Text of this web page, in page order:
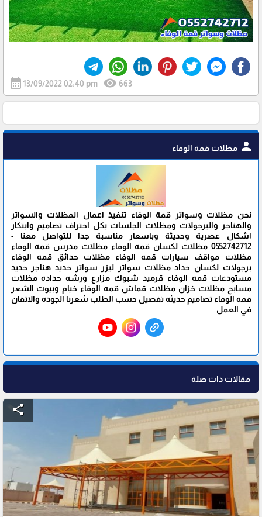
calendar_month 13/09/2022 02:40 pm visibility 663
person مظلات قمة الوفاء
نحن مظلات وسواتر قمة الوفاء تنفيذ اعمال المظلات والسواتر
والهناجر والبرجولات ومظلات الجلسات بكل احتراف تصاميم وابتكار
اشكال عصرية وحديثة وباسعار مناسبة جدا للتواصل معنا -
0552742712 مظلات لكسان قمه الوفاء مظلات مدرس قمه الوفاء
مظلات مواقف سيارات قمه الوفاء مظلات حدائق قمه الوفاء
برجولات لكسان حداد مظلات سواتر ليزر سواتر حديد هناجر حديد
مستودعات قمه الوفاء قرميد شبوك مزارع ورشه حداده مظلات
مسابح مظلات خزان مظلات قماش قمه الوفاء خيام وبيوت الشعر
قمه الوفاء تصاميم حديثه تفصيل حسب الطلب شعرنا الجوده والاتقان
في العمل
مقالات ذات صلة
share